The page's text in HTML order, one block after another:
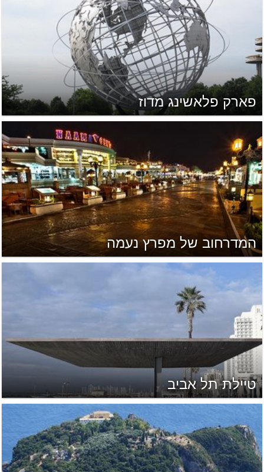
פארק פלאשינג מדוז
המדרחוב של מפרץ נעמה
טיילת תל אביב